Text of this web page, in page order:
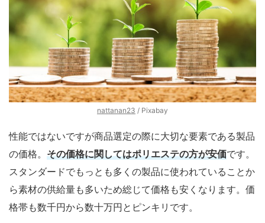
nattanan23 / Pixabay
性能ではないですが商品選定の際に大切な要素である製品
の価格。 その価格に関してはポリエステの方が安価です。
スタンダードでもっとも多くの製品に使われていることか
ら素材の供給量も多いため総じて価格も安くなります。価
格帯も数千円から数十万円とピンキリです。